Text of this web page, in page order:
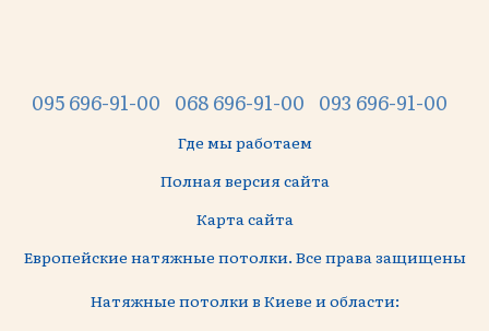
095 696-91-00 068 696-91-00 093 696-91-00
Где мы работаем
Полная версия сайта
Карта сайта
Европейские натяжные потолки. Все права защищены
Натяжные потолки в Киеве и области: